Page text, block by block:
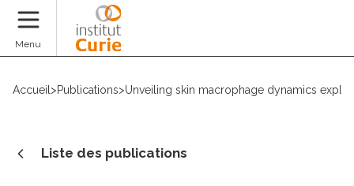
Menu
Accueil >Publications>Unveiling skin macrophage dynamics
Liste des publications